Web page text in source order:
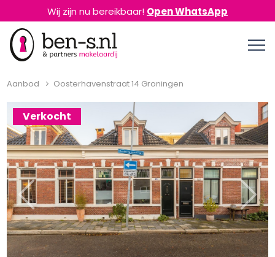
Wij zijn nu bereikbaar! Open WhatsApp
Aanbod Oosterhavenstraat 14 Groningen
Verkocht
Previous Next